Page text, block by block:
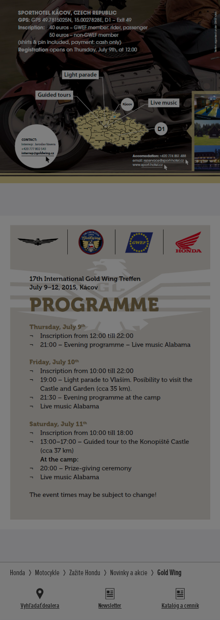
Honda Motocykle Zažite Hondu Novinky a akcie Gold Wing
Vyhľadať dealera Newsletter Katalóg a cenník